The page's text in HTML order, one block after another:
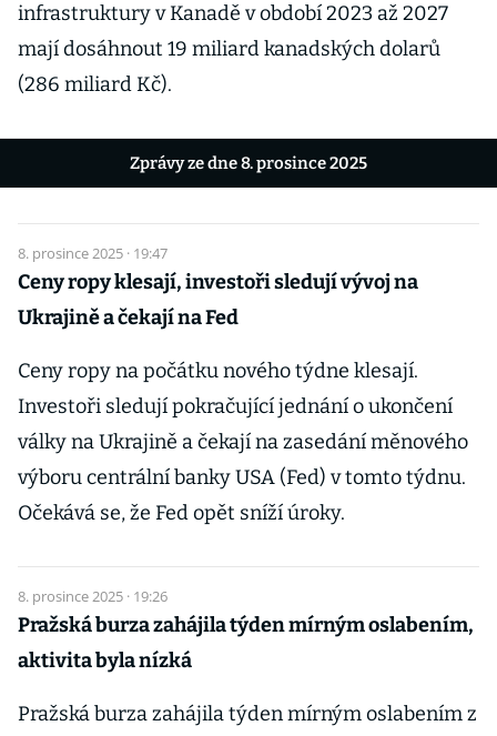
infrastruktury v Kanadě v období 2023 až 2027
mají dosáhnout 19 miliard kanadských dolarů
(286 miliard Kč).
Zprávy ze dne 8. prosince 2025
8. prosince 2025 · 19:47
Ceny ropy klesají, investoři sledují vývoj na
Ukrajině a čekají na Fed
Ceny ropy na počátku nového týdne klesají.
Investoři sledují pokračující jednání o ukončení
války na Ukrajině a čekají na zasedání měnového
výboru centrální banky USA (Fed) v tomto týdnu.
Očekává se, že Fed opět sníží úroky.
8. prosince 2025 · 19:26
Pražská burza zahájila týden mírným oslabením,
aktivita byla nízká
Pražská burza zahájila týden mírným oslabením z